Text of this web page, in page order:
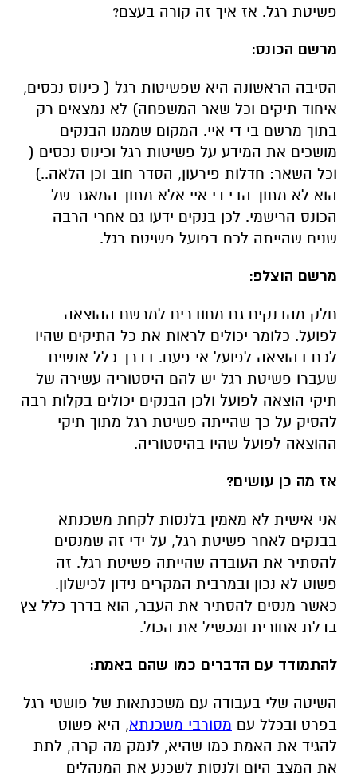
פשיטת רגל. אז איך זה קורה בעצם?
מרשם הכונס:
הסיבה הראשונה היא שפשיטות רגל ( כינוס נכסים,
איחוד תיקים וכל שאר המשפחה) לא נמצאים רק
בתוך מרשם בי די איי. המקום שממנו הבנקים
מושכים את המידע על פשיטות רגל וכינוס נכסים (
וכל השאר: חדלות פירעון, הסדר חוב וכן הלאה..)
הוא לא מתוך הבי די איי אלא מתוך המאגר של
הכונס הרישמי. לכן בנקים ידעו גם אחרי הרבה
שנים שהייתה לכם בפועל פשיטת רגל.
מרשם הוצלפ:
חלק מהבנקים גם מחוברים למרשם ההוצאה
לפועל. כלומר יכולים לראות את כל התיקים שהיו
לכם בהוצאה לפועל אי פעם. בדרך כלל אנשים
שעברו פשיטת רגל יש להם היסטוריה עשירה של
תיקי הוצאה לפועל ולכן הבנקים יכולים בקלות רבה
להסיק על כך שהייתה פשיטת רגל מתוך תיקי
ההוצאה לפועל שהיו בהיסטוריה.
אז מה כן עושים?
אני אישית לא מאמין בלנסות לקחת משכנתא
בבנקים לאחר פשיטת רגל, על ידי זה שמנסים
להסתיר את העובדה שהייתה פשיטת רגל. זה
פשוט לא נכון ובמרבית המקרים נידון לכישלון.
כאשר מנסים להסתיר את העבר, הוא בדרך כלל צץ
בדלת אחורית ומכשיל את הכול.
להתמודד עם הדברים כמו שהם באמת:
השיטה שלי בעבודה עם משכנתאות של פושטי רגל
בפרט ובכלל עם מסורבי משכנתא, היא פשוט
להגיד את האמת כמו שהיא, לנמק מה קרה, לתת
את המצב היום ולנסות לשכנע את המנהלים